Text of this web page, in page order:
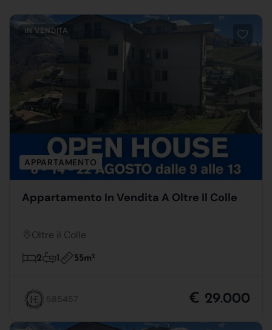
IN VENDITA
APPARTAMENTO
Appartamento In Vendita A Oltre Il Colle
Oltre il Colle
2 1 55m2
585457 € 29.000